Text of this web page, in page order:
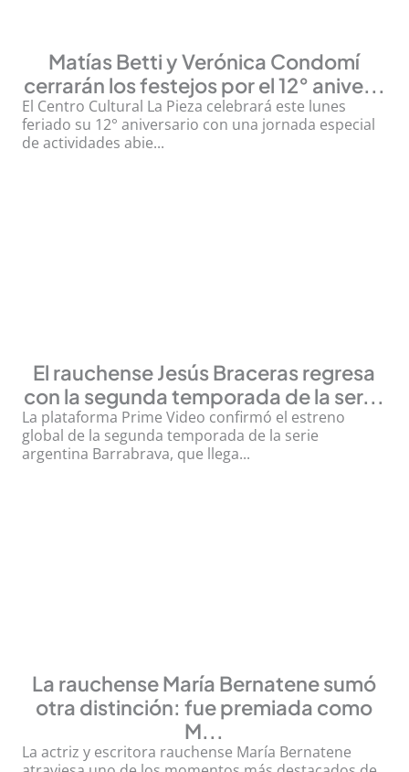
Matías Betti y Verónica Condomí
cerrarán los festejos por el 12° anive...
El Centro Cultural La Pieza celebrará este lunes
feriado su 12° aniversario con una jornada especial
de actividades abie...
El rauchense Jesús Braceras regresa
con la segunda temporada de la ser...
La plataforma Prime Video confirmó el estreno
global de la segunda temporada de la serie
argentina Barrabrava, que llega...
La rauchense María Bernatene sumó
otra distinción: fue premiada como
M...
La actriz y escritora rauchense María Bernatene